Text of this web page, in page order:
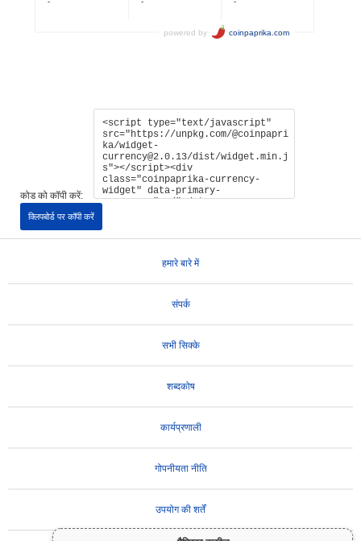
कोड को कॉपी करें:
क्लिपबोर्ड पर कॉपी करें
हमारे बारे में
संपर्क
सभी सिक्के
शब्दकोष
कार्यप्रणाली
गोपनीयता नीति
उपयोग की शर्तें